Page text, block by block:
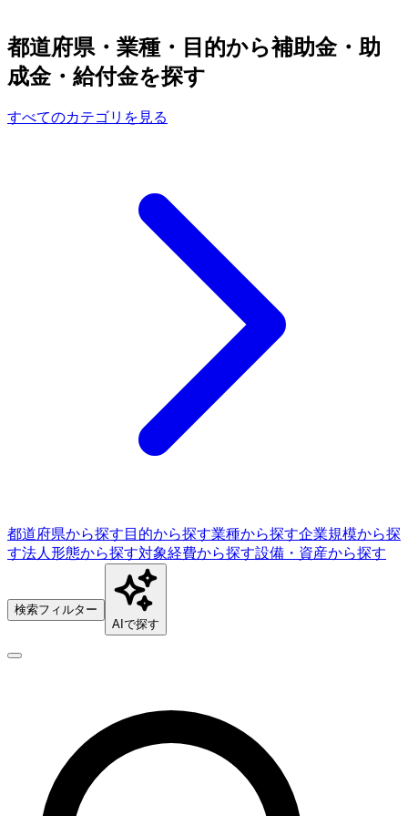
都道府県・業種・目的から補助金・助
成金・給付金を探す
すべてのカテゴリを見る
都道府県から探す 目的から探す業種から探す企業規模から探
す法人形態から探す対象経費から探す設備・資産から探す
検索フィルター
AIで探す